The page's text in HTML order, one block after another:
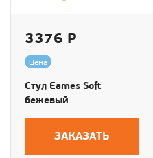
3376 Р
Цена
Стул Eames Soft
бежевый
ЗАКАЗАТЬ